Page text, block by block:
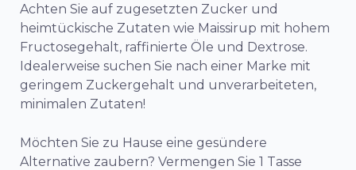
Achten Sie auf zugesetzten Zucker und
heimtückische Zutaten wie Maissirup mit hohem
Fructosegehalt, raffinierte Öle und Dextrose.
Idealerweise suchen Sie nach einer Marke mit
geringem Zuckergehalt und unverarbeiteten,
minimalen Zutaten!
Möchten Sie zu Hause eine gesündere
Alternative zaubern? Vermengen Sie 1 Tasse